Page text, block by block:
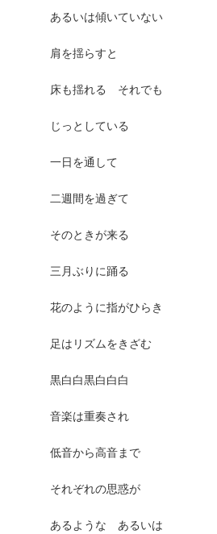
あるいは傾いていない
肩を揺らすと
床も揺れる それでも
じっとしている
一日を通して
二週間を過ぎて
そのときが来る
三月ぶりに踊る
花のように指がひらき
足はリズムをきざむ
黒白白黒白白白
音楽は重奏され
低音から高音まで
それぞれの思惑が
あるような あるいは